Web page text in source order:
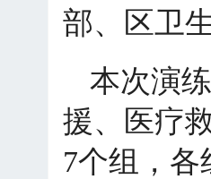
部、区卫
本次演
援、医疗
7个组，